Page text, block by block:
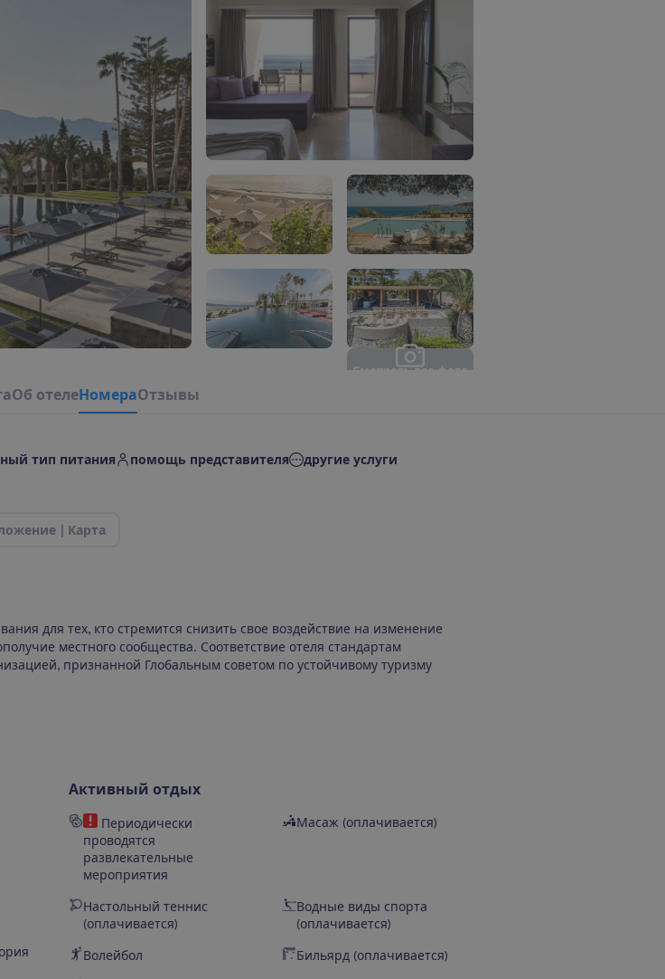
Смотреть все фото
аОб отелеНомераОтзывы
тип питания помощь представителя другие услуги
ожение Карта
для тех, кто стремится снизить свое воздействие на изменение
местного сообщества. Соответствие отеля стандартам
признанной Глобальным советом по устойчивому туризму
Активный отдых
Периодически
проводятся
развлекательные
мероприятия
Масаж (оплачивается)
Настольный теннис
(оплачивается)
Водные виды спорта
(оплачивается)
Волейбол Бильярд (оплачивается)